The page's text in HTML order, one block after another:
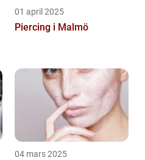
01 april 2025
Piercing i Malmö
04 mars 2025